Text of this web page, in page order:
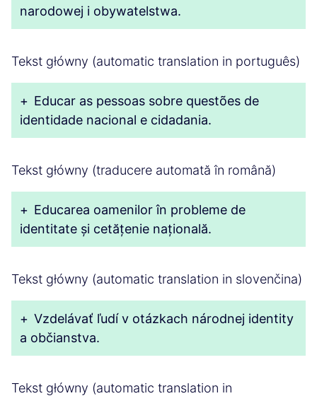
narodowej i obywatelstwa.
Tekst główny (automatic translation in português)
+ Educar as pessoas sobre questões de
identidade nacional e cidadania.
Tekst główny (traducere automată în română)
+ Educarea oamenilor în probleme de
identitate și cetățenie națională.
Tekst główny (automatic translation in slovenčina)
+ Vzdelávať ľudí v otázkach národnej identity
a občianstva.
Tekst główny (automatic translation in